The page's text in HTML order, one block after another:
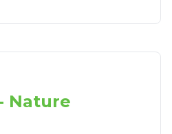
Nature